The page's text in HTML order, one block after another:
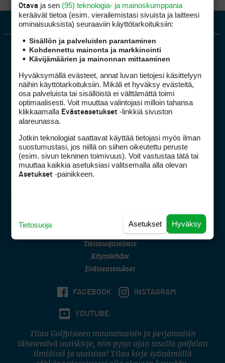
Golfpiste mediakortti
Golfpisteen yhteystiedot
DSA avoimuusraportti
Asiakaspalvelu
(digi) digi@otavamedia.fi
Tietosuojaseloste
Käyttöehdot
Evästeasetukset
FACEBOOK INSTAGRAM
YOUTUBE
Tilaa Golfpisteen maanantaisin ja perjantaisin
lähetettävä uutiskirje, niin pysyt ajan tasalla golfalan
ilmiöistä ja uutisista! Tilaa kirje syöttämällä
Otava ja sen (95) teknologia- ja mainoskumppania
keräävät tietoa (esim. vierailemis­tasi sivuista ja laitteesi
ominaisuuk­sista) seuraaviin käyttötarkoituksiin:
Sisällön ja palveluiden parantaminen
Kohdennettu mainonta ja markkinointi
Kävijämäärien ja mainonnan mittaaminen
Hyväksymällä evästeet, annat luvan tietojesi käsittelyyn
näihin käyttötarkoituksiin. Mikäli et hyväksy evästeitä,
osa palveluista tai sisällöistä ei välttämättä toimi
optimaalisesti. Voit muuttaa valintojasi milloin tahansa
klikkaamalla Evästeasetukset -linkkiä sivuston
alareunassa.
Jotkin teknologiat saattavat käyttää tietojasi myös ilman
suostumustasi, jos niillä on siihen oikeutettu peruste
(esim. sivun tekninen toimivuus). Voit vastustaa tätä tai
muuttaa kaikkia asetuksiasi valitsemalla alla olevan
Asetukset -painikkeen.
Hyväksy
Asetukset
Tietosuoja